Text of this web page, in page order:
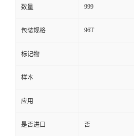
数量 999
包装规格 96T
标记物
样本
应用
是否进口 否